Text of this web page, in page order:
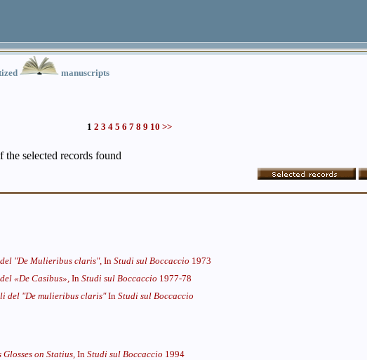
manuscripts
1 2 3 4 5 6 7 8 9 10 >>
selected records found
"De Mulieribus claris",In Studi sul Boccaccio 1973
«De Casibus», In Studi sul Boccaccio 1977-78
del "De mulieribus claris"In Studi sul Boccaccio
Glosses on Statius, In Studi sul Boccaccio 1994